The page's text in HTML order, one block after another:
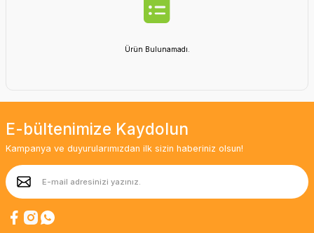
Ürün Bulunamadı.
E-bültenimize Kaydolun
Kampanya ve duyurularımızdan ilk sizin haberiniz olsun!